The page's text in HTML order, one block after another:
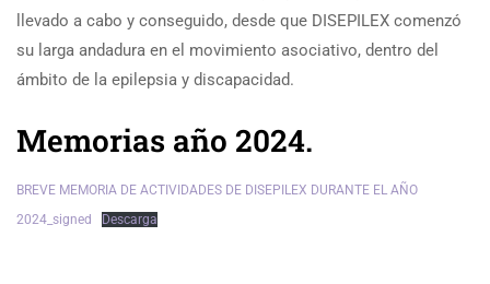
llevado a cabo y conseguido, desde que DISEPILEX comenzó
su larga andadura en el movimiento asociativo, dentro del
ámbito de la epilepsia y discapacidad.
Memorias año 2024.
BREVE MEMORIA DE ACTIVIDADES DE DISEPILEX DURANTE EL AÑO
2024_signed
Descarga